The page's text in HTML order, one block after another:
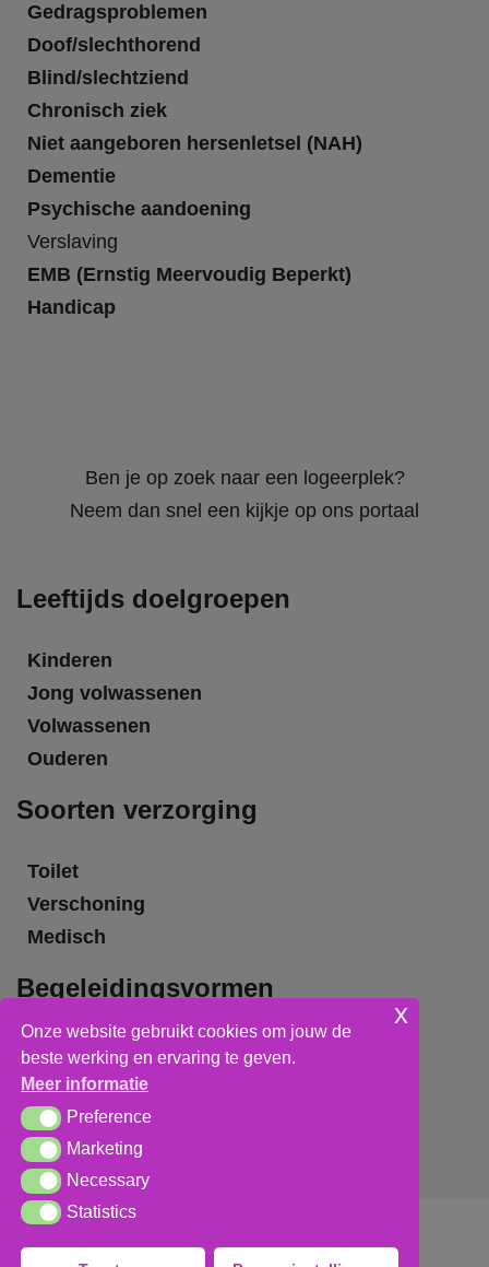
Gedragsproblemen
Doof/slechthorend
Blind/slechtziend
Chronisch ziek
Niet aangeboren hersenletsel (NAH)
Dementie
Psychische aandoening
Verslaving
EMB (Ernstig Meervoudig Beperkt)
Handicap
Ben je op zoek naar een logeerplek?
Neem dan snel een kijkje op ons portaal
Leeftijds doelgroepen
Kinderen
Jong volwassenen
Volwassenen
Ouderen
Soorten verzorging
Toilet
Verschoning
Medisch
Begeleidingsvormen
Grote groepsbegeleiding
Kleine groepsbegeleiding
Individuele begeleiding
cookieverklaring
Onze website gebruikt cookies om jouw de
beste werking en ervaring te geven.
Meer informatie
PreferencePreference
MarketingMarketing
NecessaryNecessary
StatisticsStatistics
x